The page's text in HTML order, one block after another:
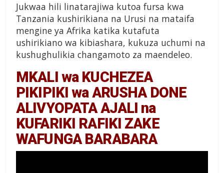
Jukwaa hili linatarajiwa kutoa fursa kwa
Tanzania kushirikiana na Urusi na mataifa
mengine ya Afrika katika kutafuta
ushirikiano wa kibiashara, kukuza uchumi na
kushughulikia changamoto za maendeleo.
MKALI wa KUCHEZEA
PIKIPIKI wa ARUSHA DONE
ALIVYOPATA AJALI na
KUFARIKI RAFIKI ZAKE
WAFUNGA BARABARA